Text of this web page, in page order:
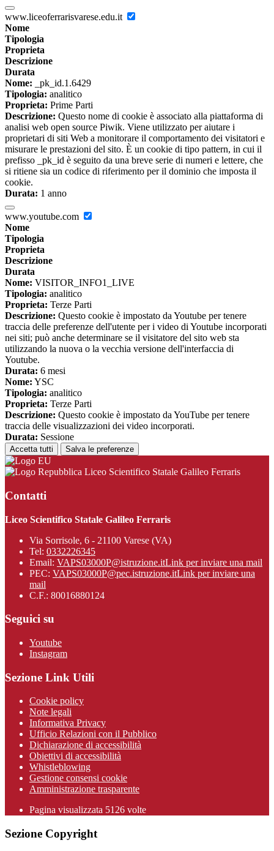
www.liceoferrarisvarese.edu.it
Nome
Tipologia
Proprieta
Descrizione
Durata
Nome: _pk_id.1.6429
Tipologia: analitico
Proprieta: Prime Parti
Descrizione: Questo nome di cookie è associato alla piattaforma di
analisi web open source Piwik. Viene utilizzato per aiutare i
proprietari di siti Web a monitorare il comportamento dei visitatori e
misurare le prestazioni del sito. È un cookie di tipo pattern, in cui il
prefisso _pk_id è seguito da una breve serie di numeri e lettere, che
si ritiene sia un codice di riferimento per il dominio che imposta il
cookie.
Durata: 1 anno
www.youtube.com
Nome
Tipologia
Proprieta
Descrizione
Durata
Nome: VISITOR_INFO1_LIVE
Tipologia: analitico
Proprieta: Terze Parti
Descrizione: Questo cookie è impostato da Youtube per tenere
traccia delle preferenze dell'utente per i video di Youtube incorporati
nei siti; può anche determinare se il visitatore del sito web sta
utilizzando la nuova o la vecchia versione dell'interfaccia di
Youtube.
Durata: 6 mesi
Nome: YSC
Tipologia: analitico
Proprieta: Terze Parti
Descrizione: Questo cookie è impostato da YouTube per tenere
traccia delle visualizzazioni dei video incorporati.
Durata: Sessione
Accetta tutti Salva le preferenze
Liceo Scientifico Statale Galileo Ferraris
Contatti
Liceo Scientifico Statale Galileo Ferraris
Via Sorrisole, 6 - 21100 Varese (VA)
Tel: 0332226345
Email: VAPS03000P@istruzione.itLink per inviare una mail
PEC: VAPS03000P@pec.istruzione.itLink per inviare una
mail
C.F.: 80016880124
Seguici su
Youtube
Instagram
Sezione Link Utili
Cookie policy
Note legali
Informativa Privacy
Ufficio Relazioni con il Pubblico
Dichiarazione di accessibilità
Obiettivi di accessibilità
Whistleblowing
Gestione consensi cookie
Amministrazione trasparente
Pagina visualizzata 5126 volte
Sezione Copyright